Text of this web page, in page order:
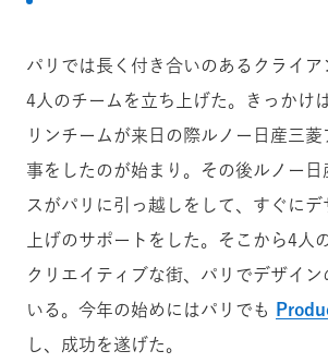
パリでは長く付き合いのあるクライ
4人のチームを立ち上げた。きっかけ
リンチームが来日の際ルノー日産三
事をしたのが始まり。その後ルノー日
スがパリに引っ越しをして、すぐにデ
上げのサポートをした。そこから4人
クリエイティブな街、パリでデザイン
いる。今年の始めにはパリでも
し、成功を遂げた。